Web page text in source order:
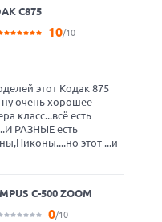
C875
10/10
этот Кодак 875
очень хорошее
класс...всё есть
РАЗНЫЕ есть
этот ...и
C-500 ZOOM
0/10